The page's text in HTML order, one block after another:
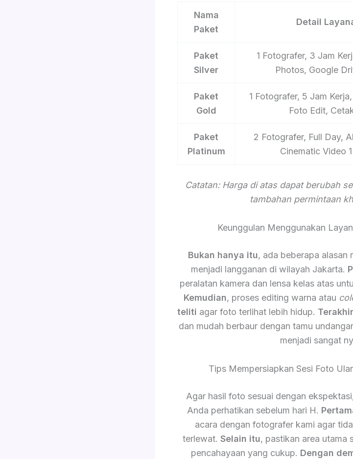
Nama
Paket
Detail
Paket
Silver
1 Fotografer, 3 Jam
Photos, Google
Paket
Gold
1 Fotografer, 5 Jam
Foto Edit,
Paket
Platinum
2 Fotografer, Full Day,
Cinematic Video
Catatan: Harga di atas dapat berubah
tambahan permintaan
Keunggulan Menggunakan
Bukan hanya itu, ada beberapa alasan
menjadi langganan di wilayah Jakarta.
peralatan kamera dan lensa kelas atas
Kemudian, proses editing warna atau
teliti agar foto terlihat lebih hidup. Terakhir
dan mudah berbaur dengan tamu
menjadi sangat
Tips Mempersiapkan Sesi Foto
Agar hasil foto sesuai dengan
Anda perhatikan sebelum hari H.
acara dengan fotografer kami agar
terlewat. Selain itu, pastikan area utama
pencahayaan yang cukup. Dengan